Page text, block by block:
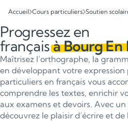
Accueil Cours particuliers Soutien
Progressez en
françaisà Bourg En
Maîtrisez l’orthographe, la
en développant votre expression
particuliers en français vous
comprendre les textes, enrichir
aux examens et devoirs. Avec
découvrez le plaisir d’écrire et